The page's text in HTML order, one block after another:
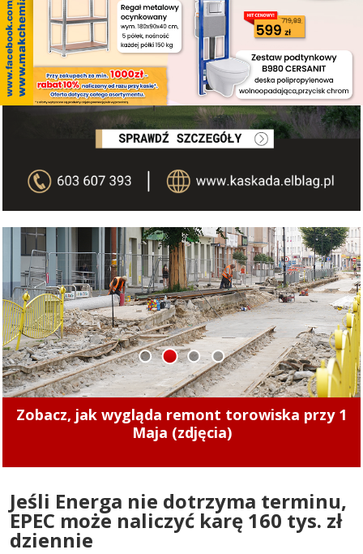
Zmiany cen ciepła w Elblągu. Nowe stawki
zaczęły obowiązywać od 1 sierpnia 2026 r.
1 2 3 4
Jeśli Energa nie dotrzyma terminu,
EPEC może naliczyć karę 160 tys. zł
dziennie